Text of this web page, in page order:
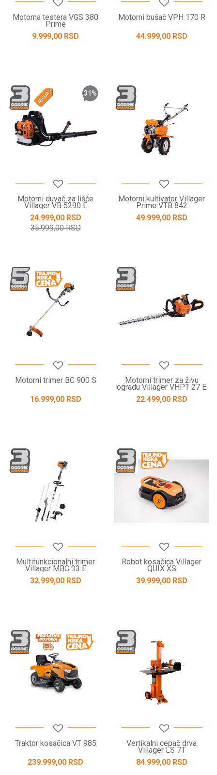
Motorna testera VGS 380
Prime
9.999,00 RSD
Motorni bušač VPH 170 R
44.999,00 RSD
31 %
Motorni duvač za lišće
Villager VB 5290 E
24.999,00 RSD
35.999,00RSD
Motorni kultivator Villager
Prime VTB 842
49.999,00 RSD
Motorni trimer BC 900 S
16.999,00 RSD
Motorni trimer za živu
ogradu Villager VHPT 27 E
22.499,00 RSD
Multifunkcionalni trimer
Villager MBC 33 E
32.999,00 RSD
Robot kosačica Villager
QUIX XS
39.999,00 RSD
Traktor kosačica VT 985
239.999,00 RSD
Vertikalni cepač drva
Villager LS 7T
84.999,00 RSD